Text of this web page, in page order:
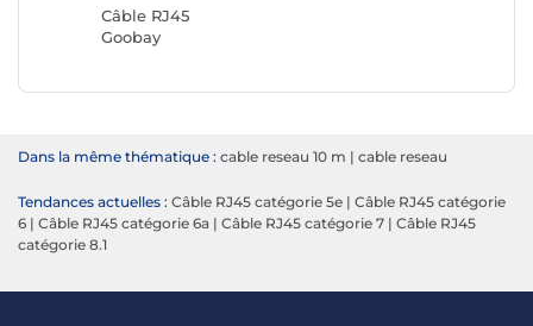
Câble RJ45
Goobay
Dans la même thématique : cable reseau 10 m | cable reseau
Tendances actuelles : Câble RJ45 catégorie 5e | Câble RJ45 catégorie
6 | Câble RJ45 catégorie 6a | Câble RJ45 catégorie 7 | Câble RJ45
catégorie 8.1